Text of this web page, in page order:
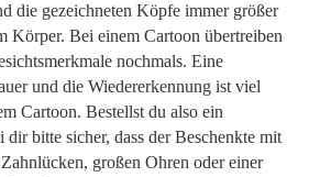
die gezeichneten Köpfe immer größer
Körper. Bei einem Cartoon übertreiben
nochmals. Eine
und die Wiedererkennung ist viel
Cartoon. Bestellst du also ein
dir bitte sicher, dass der Beschenkte mit
großen Ohren oder einer